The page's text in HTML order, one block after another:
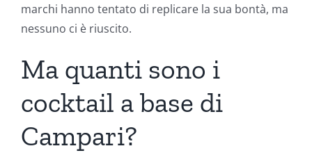
marchi hanno tentato di replicare la sua bontà, ma
nessuno ci è riuscito.
Ma quanti sono i
cocktail a base di
Campari?